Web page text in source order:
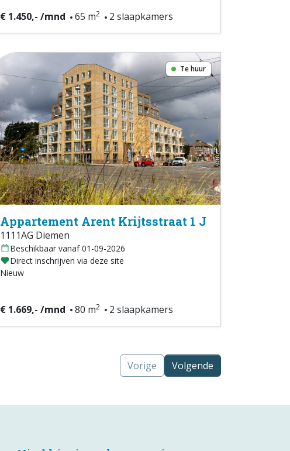
€ 1.450,- /mnd 65 m2 2 slaapkamers
Te huur
Appartement Arent Krijtsstraat 1 J
1111AG Diemen
Beschikbaar vanaf 01-09-2026
Direct inschrijven via deze site
Nieuw
€ 1.669,- /mnd 80 m2 2 slaapkamers
Vorige Volgende